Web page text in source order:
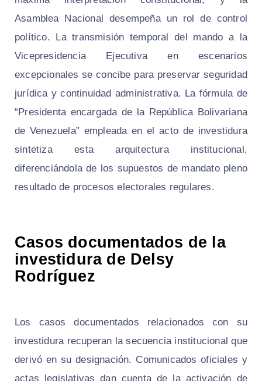
Asamblea Nacional desempeña un rol de control
político. La transmisión temporal del mando a la
Vicepresidencia Ejecutiva en escenarios
excepcionales se concibe para preservarseguridad
jurídicaycontinuidad administrativa. La fórmula de
“Presidenta encargada de la República Bolivariana
de Venezuela” empleada en el acto de investidura
sintetiza esta arquitectura institucional,
diferenciándola de los supuestos de mandato pleno
resultado de procesos electorales regulares.
Casos documentados de la
investidura de Delsy
Rodríguez
Los casos documentados relacionados con su
investidura recuperan la secuencia institucional que
derivó en su designación. Comunicados oficiales y
actas legislativas dan cuenta de la activación de